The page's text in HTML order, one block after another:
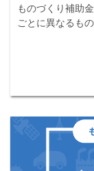
ものづくり補助
ごとに異なるも